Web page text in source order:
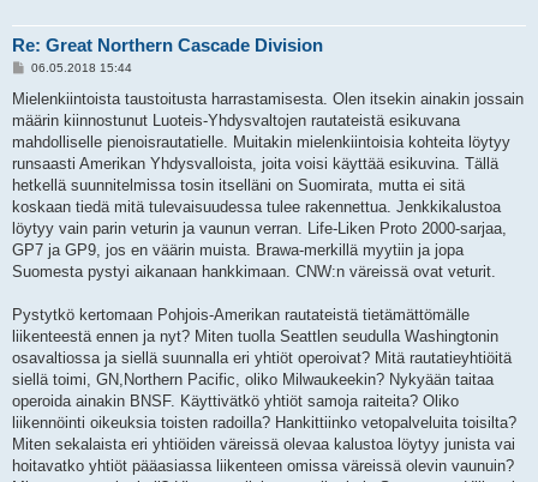
Re: Great Northern Cascade Division
V
e
t
i
06.05.2018 15:44
Mielenkiintoista taustoitusta harrastamisesta. Olen itsekin ainakin jossain
määrin kiinnostunut Luoteis-Yhdysvaltojen rautateistä esikuvana
mahdolliselle pienoisrautatielle. Muitakin mielenkiintoisia kohteita löytyy
runsaasti Amerikan Yhdysvalloista, joita voisi käyttää esikuvina. Tällä
hetkellä suunnitelmissa tosin itselläni on Suomirata, mutta ei sitä
koskaan tiedä mitä tulevaisuudessa tulee rakennettua. Jenkkikalustoa
löytyy vain parin veturin ja vaunun verran. Life-Liken Proto 2000-sarjaa,
GP7 ja GP9, jos en väärin muista. Brawa-merkillä myytiin ja jopa
Suomesta pystyi aikanaan hankkimaan. CNW:n väreissä ovat veturit.
Pystytkö kertomaan Pohjois-Amerikan rautateistä tietämättömälle
liikenteestä ennen ja nyt? Miten tuolla Seattlen seudulla Washingtonin
osavaltiossa ja siellä suunnalla eri yhtiöt operoivat? Mitä rautatieyhtiöitä
siellä toimi, GN,Northern Pacific, oliko Milwaukeekin? Nykyään taitaa
operoida ainakin BNSF. Käyttivätkö yhtiöt samoja raiteita? Oliko
liikennöinti oikeuksia toisten radoilla? Hankittiinko vetopalveluita toisilta?
Miten sekalaista eri yhtiöiden väreissä olevaa kalustoa löytyy junista vai
hoitavatko yhtiöt pääasiassa liikenteen omissa väreissä olevin vaunuin?